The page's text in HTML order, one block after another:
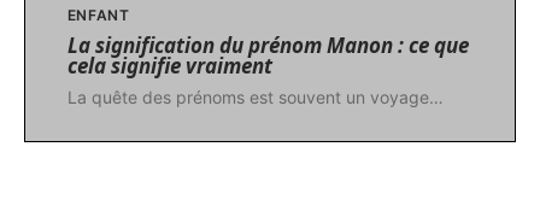
ENFANT
La signification du prénom Manon : ce que
cela signifie vraiment
La quête des prénoms est souvent un voyage…